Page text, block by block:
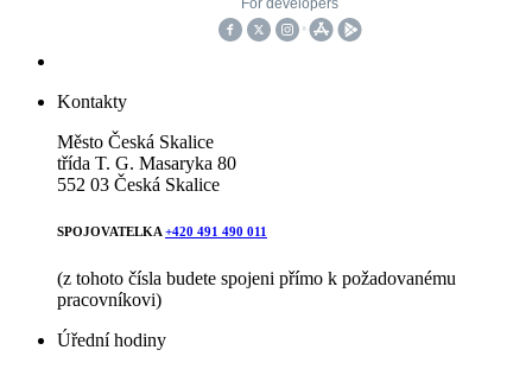
Kontakty
Město Česká Skalice
třída T. G. Masaryka 80
552 03 Česká Skalice
SPOJOVATELKA+420 491 490 011
(z tohoto čísla budete spojeni přímo k požadovanému
pracovníkovi)
Úřední hodiny